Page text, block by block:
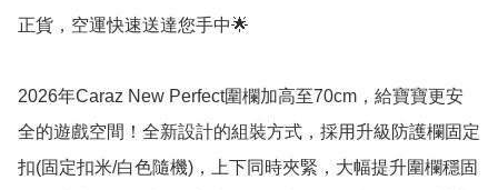
正貨，空運快速送達您手中🌟
2026年Caraz New Perfect圍欄加高至70cm，給寶寶更安
全的遊戲空間！全新設計的組裝方式，採用升級防護欄固定
扣(固定扣米/白色隨機)，上下同時夾緊，大幅提升圍欄穩固